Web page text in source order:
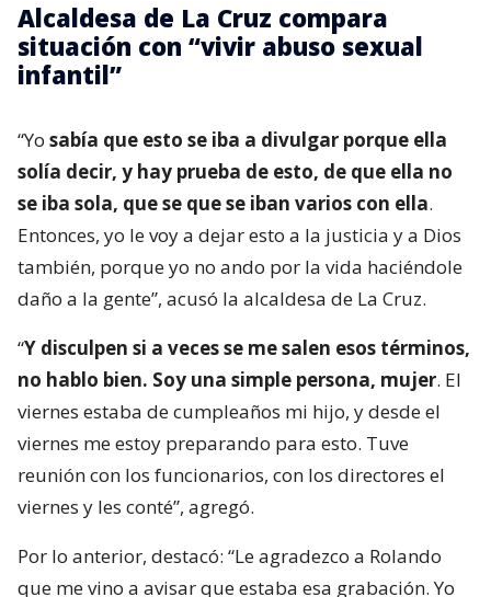
Alcaldesa de La Cruz compara
situación con “vivir abuso sexual
infantil”
“Yo sabía que esto se iba a divulgar porque ella
solía decir, y hay prueba de esto, de que ella no
se iba sola, que se que se iban varios con ella.
Entonces, yo le voy a dejar esto a la justicia y a Dios
también, porque yo no ando por la vida haciéndole
daño a la gente”, acusó la alcaldesa de La Cruz.
“Y disculpen si a veces se me salen esos términos,
no hablo bien. Soy una simple persona, mujer. El
viernes estaba de cumpleaños mi hijo, y desde el
viernes me estoy preparando para esto. Tuve
reunión con los funcionarios, con los directores el
viernes y les conté”, agregó.
Por lo anterior, destacó: “Le agradezco a Rolando
que me vino a avisar que estaba esa grabación. Yo